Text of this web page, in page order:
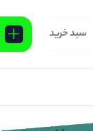
سبد خرید